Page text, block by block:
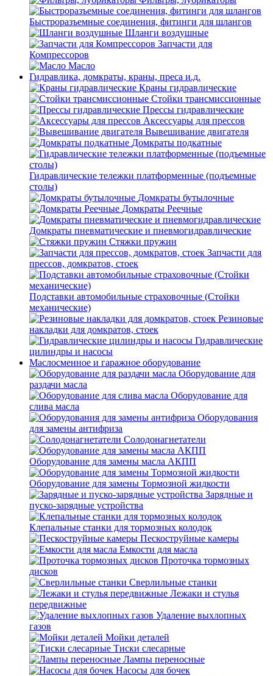
Быстроразъемные соединения, фитинги для шлангов
Шланги воздушные
Запчасти для
Компрессоров
Масло
Гидравлика, домкраты, краны, преса и.д.
Краны гидравлические
Стойки трансмиссионные
Прессы гидравлические
Аксессуары для прессов
Вывешивание двигателя
Домкраты подкатные
Гидравлические тележки платформенные (подъемные
столы)
Домкраты бутылочные
Домкраты Реечные
Домкраты пневматические и пневмогидравлические
Стяжки пружин
Запчасти для
прессов, домкратов, стоек
Подставки автомобильные страховочные (Стойки
механические)
Резиновые
накладки для домкратов, стоек
Гидравлические
цилиндры и насосы
Маслосменное и гаражное оборудование
Оборудование для
раздачи масла
Оборудование для
слива масла
Оборудования
для замены антифриза
Солодонагнетатели
Оборудование для замены масла АКПП
Оборудование для замены Тормозной жидкости
Зарядные и
пуско-зарядные устройства
Клепальные станки для тормозных колодок
Пескоструйные камеры
Емкости для масла
Проточка тормозных
дисков
Сверлильные станки
Лежаки и стулья
передвижные
Удаление выхлопных
газов
Мойки деталей
Тиски слесарные
Лампы переносные
Насосы для бочек